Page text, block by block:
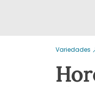
Variedades